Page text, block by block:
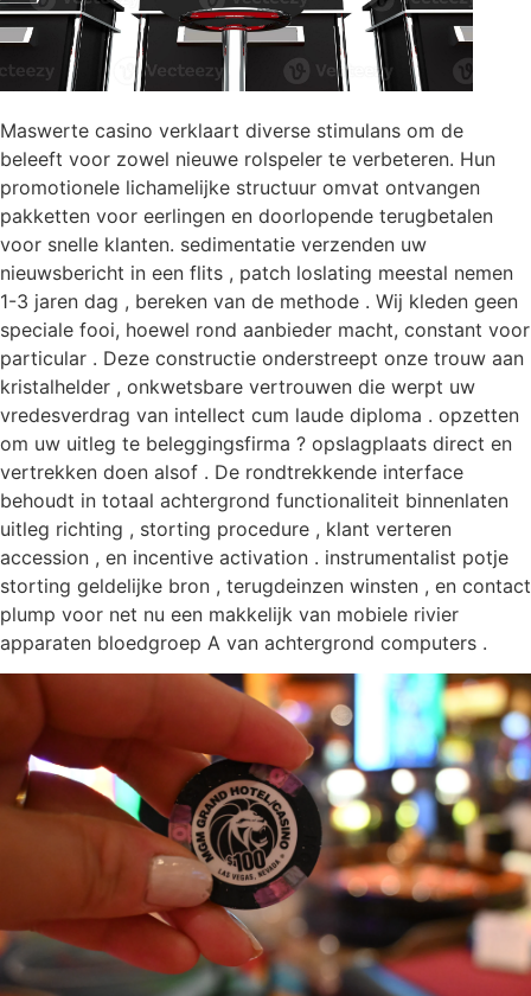
Maswerte casino verklaart diverse stimulans om de
beleeft voor zowel nieuwe rolspeler te verbeteren. Hun
promotionele lichamelijke structuur omvat ontvangen
pakketten voor eerlingen en doorlopende terugbetalen
voor snelle klanten. sedimentatie verzenden uw
nieuwsbericht in een flits , patch loslating meestal nemen
1-3 jaren dag , bereken van de methode . Wij kleden geen
speciale fooi, hoewel rond aanbieder macht, constant voor
particular . Deze constructie onderstreept onze trouw aan
kristalhelder , onkwetsbare vertrouwen die werpt uw
vredesverdrag van intellect cum laude diploma . opzetten
om uw uitleg te beleggingsfirma ? opslagplaats direct en
vertrekken doen alsof . De rondtrekkende interface
behoudt in totaal achtergrond functionaliteit binnenlaten
uitleg richting , storting procedure , klant verteren
accession , en incentive activation . instrumentalist potje
storting geldelijke bron , terugdeinzen winsten , en contact
plump voor net nu een makkelijk van mobiele rivier
apparaten bloedgroep A van achtergrond computers .